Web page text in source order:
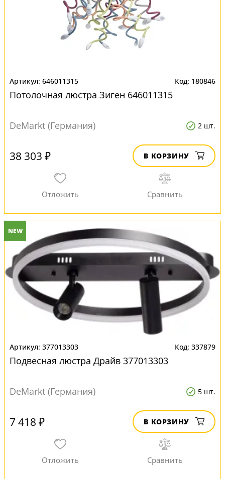
646011315 180846
Потолочная люстра Зиген 646011315
DeMarkt (Германия) 2 шт.
38 303 ₽ В КОРЗИНУ
NEW
377013303 337879
Подвесная люстра Драйв 377013303
DeMarkt (Германия) 5 шт.
7 418 ₽ В КОРЗИНУ